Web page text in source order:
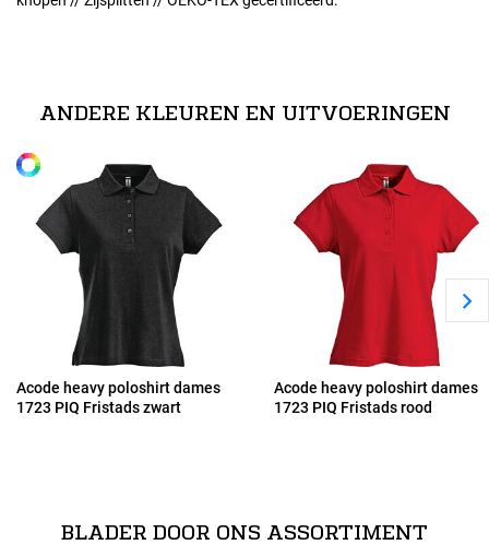
ANDERE KLEUREN EN UITVOERINGEN
Acode heavy poloshirt dames
1723 PIQ Fristads zwart
Acode heavy poloshirt dames
1723 PIQ Fristads rood
BLADER DOOR ONS ASSORTIMENT